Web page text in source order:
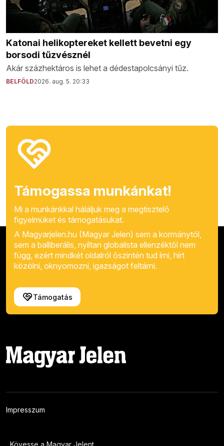
Katonai helikoptereket kellett bevetni egy
borsodi tűzvésznél
Akár százhektáros is lehet a dédestapolcsányi tűz.
BELFÖLD2026. aug. 5. 20:33
Támogassa munkánkat!
Mi a munkánkkal háláljuk meg a megtisztelő
figyelmüket és támogatásukat.
A Magyarjelen.hu (Magyar Jelen) sem a kormánytól,
sem a balliberális, nyíltan globalista ellenzéktől nem
függ, ezért mindkét oldalról őszintén tud írni, hírt
közölni, oknyomozni, igazságot feltárni.
Támogatás
Impresszum
Kövesse a Magyar Jelent